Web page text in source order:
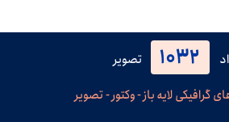
1032
تصویر
لایه باز - وکتور - تصویر